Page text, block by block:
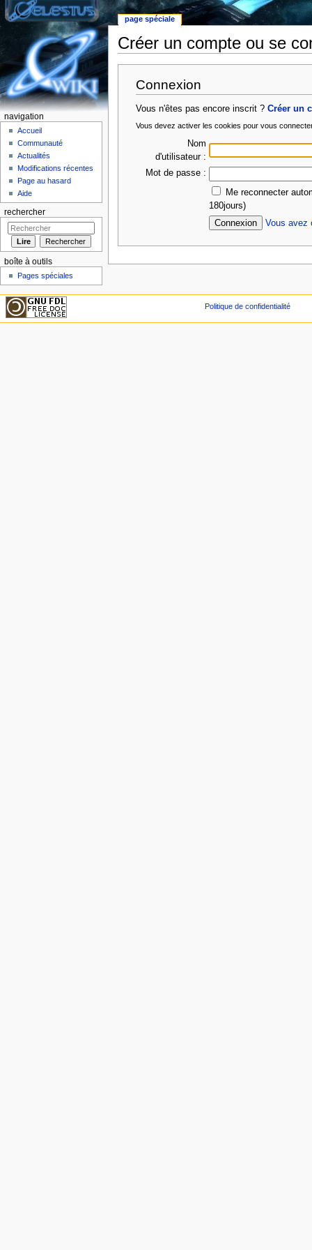
Créer un compte ou se
Connexion
Vous n'êtes pas encore inscrit ?Créer un
Vous devez activer les cookies pour vous
Nom
d'utilisateur :
Mot de passe :
Me reconnecter
180jours)
Vous avez
page spéciale
navigation
Accueil
Communauté
Actualités
Modifications récentes
Page au hasard
Aide
rechercher
boîte à outils
Pages spéciales
Politique de confidentialité